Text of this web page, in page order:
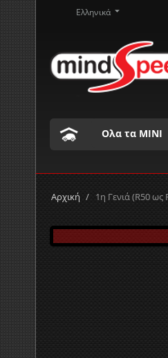
Ελληνικά
Ολα τα ΜΙΝΙ
Αρχική / 1η Γενιά (R50 ως